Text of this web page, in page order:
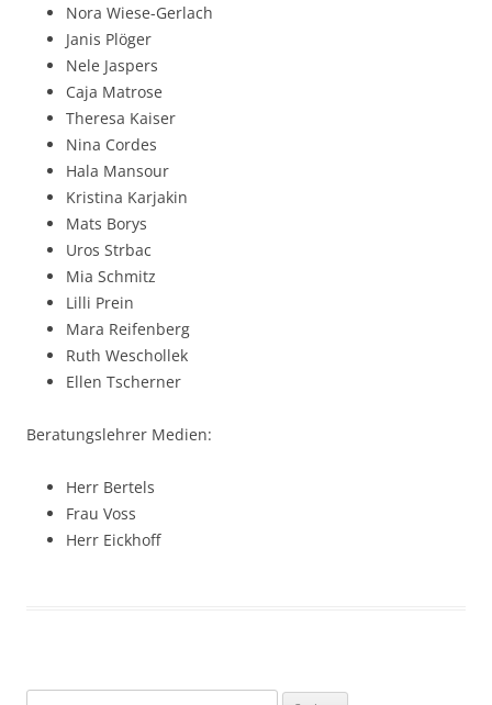
Nora Wiese-Gerlach
Janis Plöger
Nele Jaspers
Caja Matrose
Theresa Kaiser
Nina Cordes
Hala Mansour
Kristina Karjakin
Mats Borys
Uros Strbac
Mia Schmitz
Lilli Prein
Mara Reifenberg
Ruth Weschollek
Ellen Tscherner
Beratungslehrer Medien:
Herr Bertels
Frau Voss
Herr Eickhoff